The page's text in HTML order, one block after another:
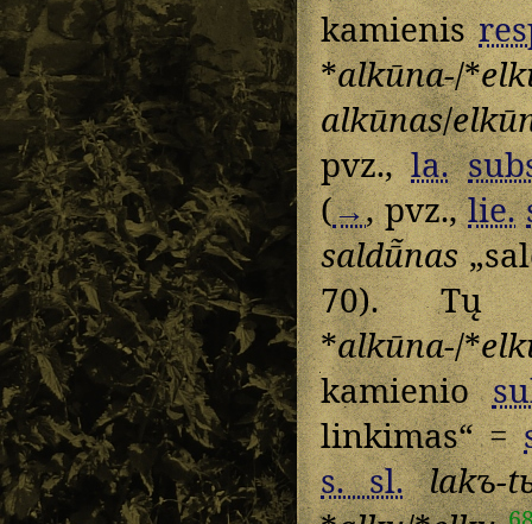
kamienis
*alkūna-/*
alkūnas/
pvz.,la.
(→, pvz.,lie.
saldū̃nas
70). Tų
*alkūna-/*
kamienio
linkimas“ =
s. sl. lakъ-